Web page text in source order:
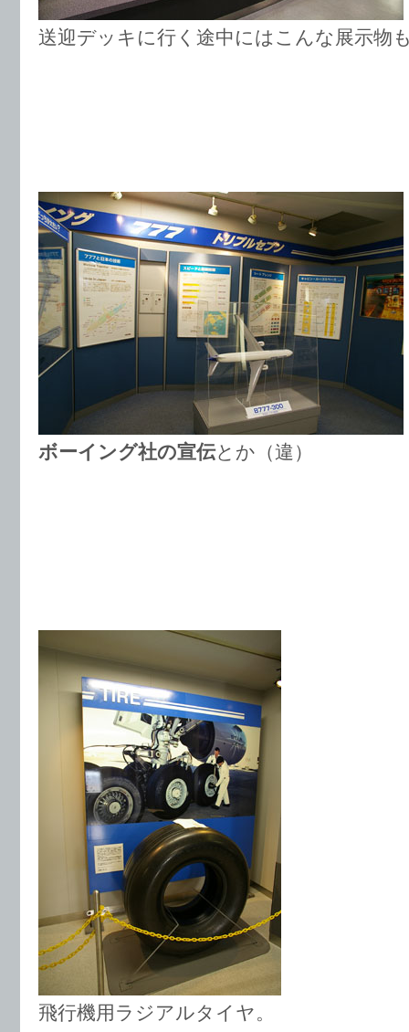
送迎デッキに行く途中にはこんな展示物
ボーイング社の宣伝とか（違）
飛行機用ラジアルタイヤ。